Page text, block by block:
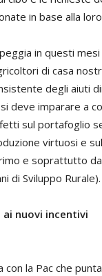
in base alla
in questi
di casa
degli aiuti
si deve imparare a
sul portafoglio
virtuosi e
e soprattutto
di Sviluppo Rurale).
nuovi incentivi
con la Pac che